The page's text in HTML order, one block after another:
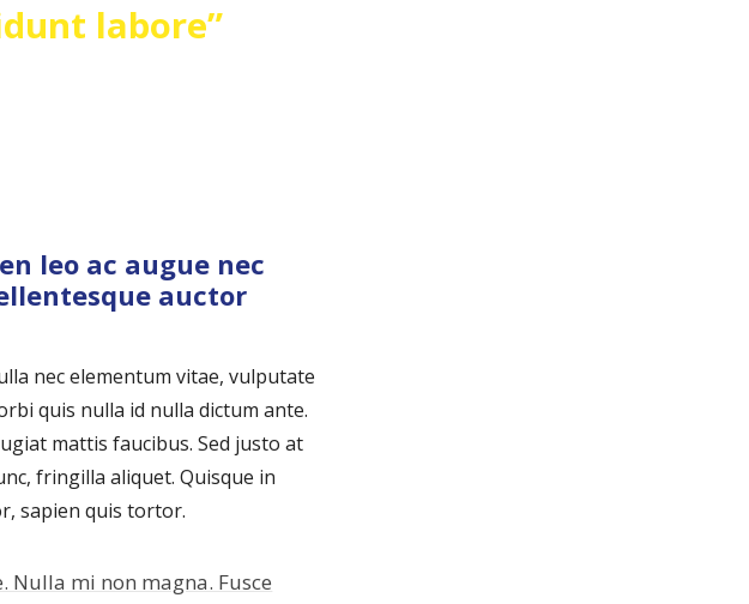
labore”
leo ac augue nec
auctor
nec elementum vitae, vulputate
quis nulla id nulla dictum ante.
mattis faucibus. Sed justo at
fringilla aliquet. Quisque in
sapien quis tortor.
Nulla mi non magna. Fusce